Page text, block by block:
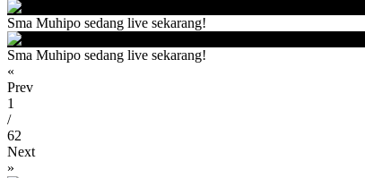
Sma Muhipo sedang live sekarang!
Sma Muhipo sedang live sekarang!
«
Prev
1
/
62
Next
»